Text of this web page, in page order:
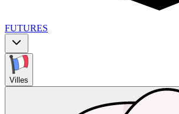
FUTURES
Villes